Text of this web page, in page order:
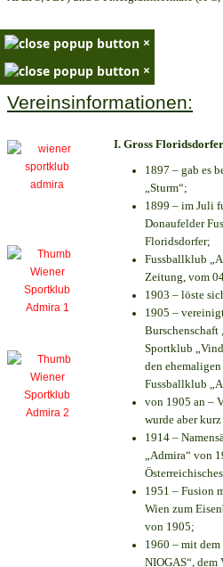
×
×
Vereinsinformationen:
I. Gross
1897 – gab es
„Sturm“;
1899 – im Juli
Donaufelder
Floridsdorfer;
Fussballklub
Zeitung, vom
1903 – löste
1905 –
Burschenschaft
Sportklub
den
Fussballklub
von 1905 an –
wurde aber
1914 –
„Admira“ von
1951 – Fusion
Wien zum
von 1905;
1960 – mit dem
NIOGAS“, dem